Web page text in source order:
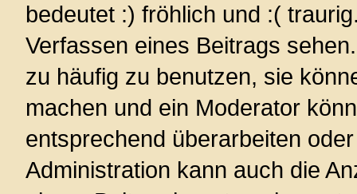
bedeutet :) fröhlich und :(
Verfassen eines Beitrags
zu häufig zu benutzen, sie
machen und ein Moderator
entsprechend überarbeiten
Administration kann auch die